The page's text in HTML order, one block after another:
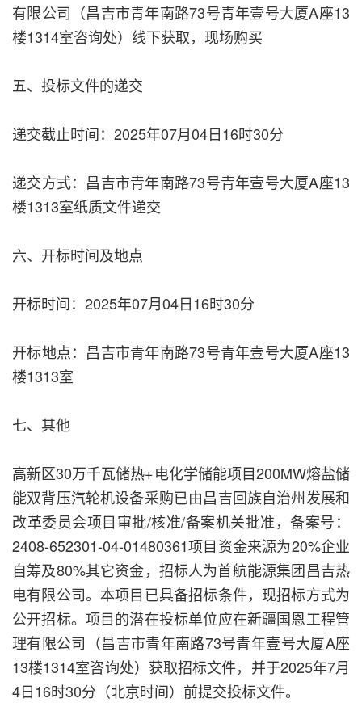
有限公司（昌吉市青年南路73号青年壹号大厦A座13
楼1314室咨询处）线下获取，现场购买
五、投标文件的递交
递交截止时间：2025年07月04日16时30分
递交方式：昌吉市青年南路73号青年壹号大厦A座13
楼1313室纸质文件递交
六、开标时间及地点
开标时间：2025年07月04日16时30分
开标地点：昌吉市青年南路73号青年壹号大厦A座13
楼1313室
七、其他
高新区30万千瓦储热+电化学储能项目200MW熔盐储
能双背压汽轮机设备采购已由昌吉回族自治州发展和
改革委员会项目审批/核准/备案机关批准，备案号：
2408-652301-04-01480361项目资金来源为20%企业
自筹及80%其它资金，招标人为首航能源集团昌吉热
电有限公司。本项目已具备招标条件，现招标方式为
公开招标。项目的潜在投标单位应在新疆国恩工程管
理有限公司（昌吉市青年南路73号青年壹号大厦A座
13楼1314室咨询处）获取招标文件，并于2025年7月
4日16时30分（北京时间）前提交投标文件。